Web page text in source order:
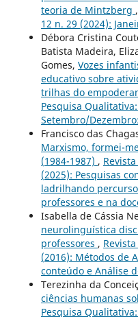
teoria de Mintzberg ,
12 n. 29 (2024):
Débora Cristina
Batista Madeira,
Gomes, Vozes
educativo sobre
trilhas do
Pesquisa
Setembro/
Francisco das
Marxismo, formei-
(1984-1987) ,
(2025): Pesquisas
ladrilhando
professores e na
Isabella de Cássia
neurolinguística
professores ,
(2016): Métodos de
conteúdo e Análise
Terezinha da
ciências humanas
Pesquisa